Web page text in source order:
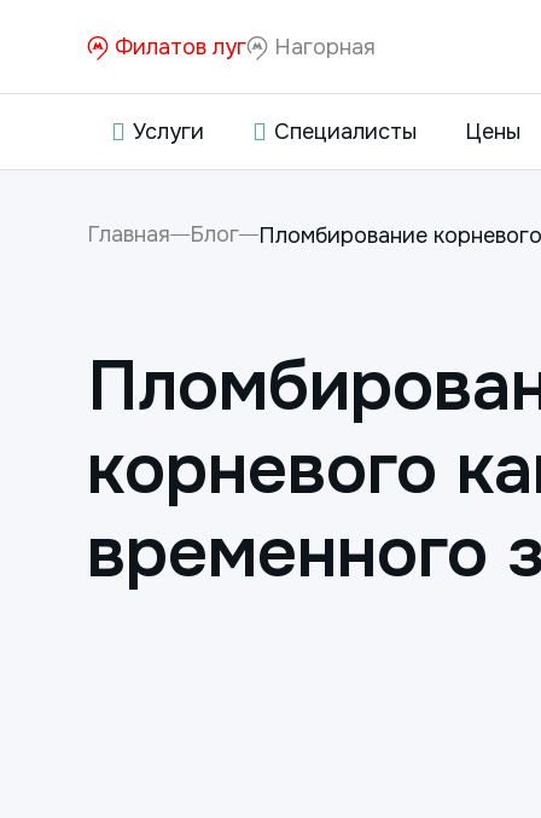
Филатов луг Нагорная
Услуги Специалисты Цены
Главная Блог Пломбирование
корневого
временного